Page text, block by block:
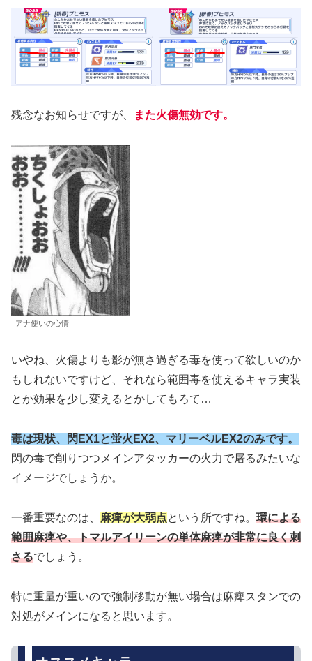
残念なお知らせですが、 また火傷無効です。
アナ使いの心情
いやね、火傷よりも影が無さ過ぎる毒を使って欲しいのか
もしれないですけど、それなら範囲毒を使えるキャラ実装
とか効果を少し変えるとかしてもろて…
毒は現状、閃EX1と蛍火EX2、マリーベルEX2のみです。
閃の毒で削りつつメインアタッカーの火力で屠るみたいな
イメージでしょうか。
一番重要なのは、 麻痺が大弱点という所ですね。 環による
範囲麻痺や、トマルアイリーンの単体麻痺が非常に良く刺
さるでしょう。
特に重量が重いので強制移動が無い場合は麻痺スタンでの
対処がメインになると思います。